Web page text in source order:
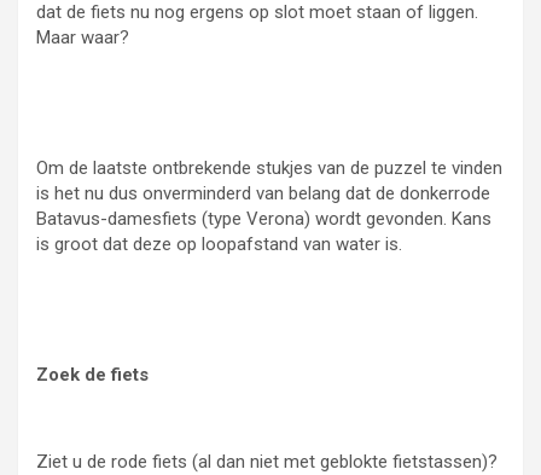
dat de fiets nu nog ergens op slot moet staan of liggen.
Maar waar?
Om de laatste ontbrekende stukjes van de puzzel te vinden
is het nu dus onverminderd van belang dat de donkerrode
Batavus-damesfiets (type Verona) wordt gevonden. Kans
is groot dat deze op loopafstand van water is.
Zoek de fiets
Ziet u de rode fiets (al dan niet met geblokte fietstassen)?